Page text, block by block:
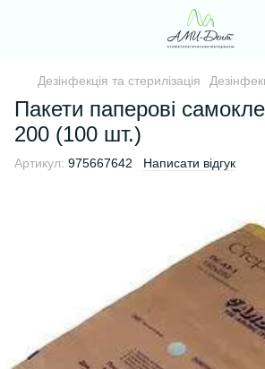
Дезінфекція та стерилізація
Пакети паперові
200 (100 шт.)
Артикул: 975667642 Написати відгук